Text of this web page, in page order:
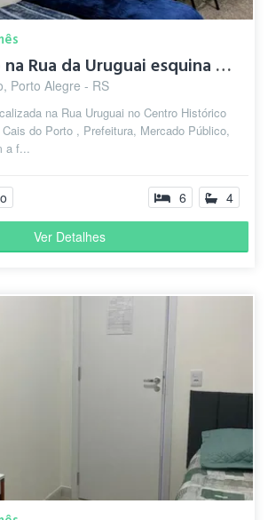
Lindo quarto na Rua da Uruguai esquina Rua dos Andradas
Porto Alegre - RS
na Rua Uruguai no Centro Histórico
do Porto , Prefeitura, Mercado Público,
a f...
6 4
Ver Detalhes